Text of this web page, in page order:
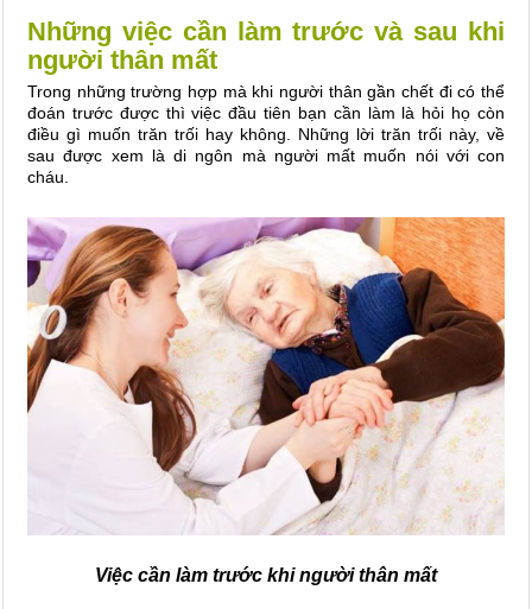
Những việc cần làm trước và sau khi
người thân mất
Trong những trường hợp mà khi người thân gần chết đi có thể
đoán trước được thì việc đầu tiên bạn cần làm là hỏi họ còn
điều gì muốn trăn trối hay không. Những lời trăn trối này, về
sau được xem là di ngôn mà người mất muốn nói với con
cháu.
Việc cần làm trước khi người thân mất